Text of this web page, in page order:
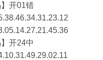
开01错
开24中